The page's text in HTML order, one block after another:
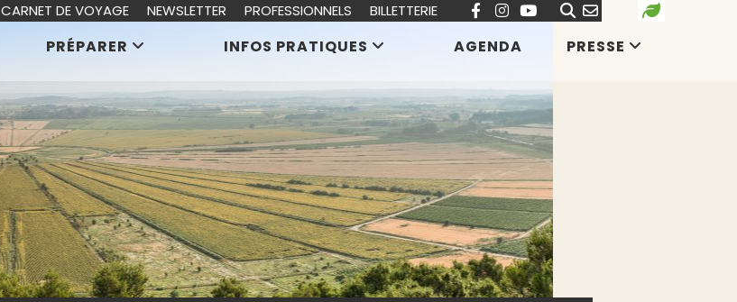
PRÉPARER INFOS PRATIQUES AGENDA PRESSE
CARNET DE VOYAGE NEWSLETTER PROFESSIONNELS BILLETTERIE